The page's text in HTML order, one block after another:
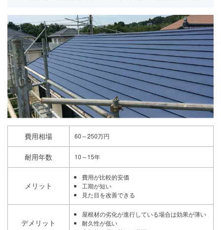
費用相場 60～250万円
耐用年数 10～15年
メリット
費用が比較的安価
工期が短い
見た目を改善できる
デメリット
屋根材の劣化が進行している場合は効果が薄い
耐久性が低い